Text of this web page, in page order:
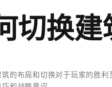
切换建
的布局和切换对于玩家的胜